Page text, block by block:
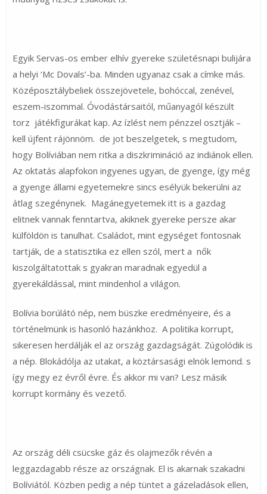
Egyik Servas-os ember elhív gyereke születésnapi bulijára
a helyi ‘Mc Dovals’-ba. Minden ugyanaz csak a címke más.
Középosztálybeliek összejövetele, bohóccal, zenével,
eszem-iszommal. Óvodástársaitól, műanyagól készült
torz játékfigurákat kap. Az ízlést nem pénzzel osztják –
kell újfent rájönnöm. de jot beszelgetek, s megtudom,
hogy Bolíviában nem ritka a diszkrimináció az indiánok ellen.
Az oktatás alapfokon ingyenes ugyan, de gyenge, így még
a gyenge állami egyetemekre sincs esélyük bekerülni az
átlag szegénynek. Magánegyetemek itt is a gazdag
elitnek vannak fenntartva, akiknek gyereke persze akar
külföldön is tanulhat. Családot, mint egységet fontosnak
tartják, de a statisztika ez ellen szól, mert a nők
kiszolgáltatottak s gyakran maradnak egyedül a
gyerekáldással, mint mindenhol a világon.
Bolívia borúlátó nép, nem büszke eredményeire, és a
történelmünk is hasonló hazánkhoz. A politika korrupt,
sikeresen herdálják el az ország gazdagságát. Zúgolódik is
a nép. Blokádólja az utakat, a köztársasági elnök lemond. s
így megy ez évről évre. És akkor mi van? Lesz másik
korrupt kormány és vezető.
Az ország déli csücske gáz és olajmezők révén a
leggazdagabb része az országnak. El is akarnak szakadni
Bolíviától. Közben pedig a nép tüntet a gázeladások ellen,